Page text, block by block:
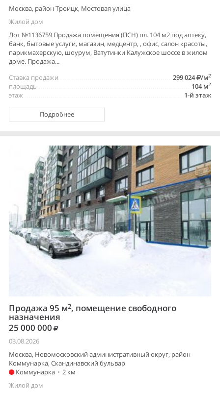
Москва, район Троицк, Мостовая улица
Жилой дом
Лот №1136759 Продажа помещения (ПСН) пл. 104 м2 под аптеку,
банк, бытовые услуги, магазин, медцентр, , офис, салон красоты,
парикмахерскую, шоурум, Ватутинки Калужское шоссе в жилом
доме. Продажа...
299 024
/м2
Ставка продажи
104 м2
площадь
1-й этаж
этаж
Подробнее
Продажа 95 м2, помещение свободного
назначения
25 000 000
03.08.2026
Москва, Новомосковский административный округ, район
Коммунарка, Скандинавский бульвар
Коммунарка • 2 км
Жилой дом